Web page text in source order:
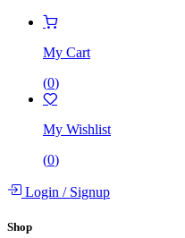
My Cart
(0)
My Wishlist
(0)
Login /Signup
Shop